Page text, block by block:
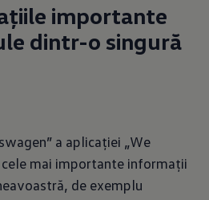
importante
dintr-o singură
a aplicației „We
cele mai importante informații
de exemplu